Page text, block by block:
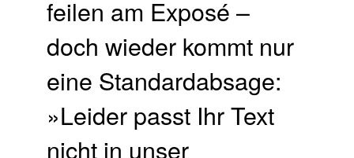
feilen am Exposé –
doch wieder kommt nur
eine Standardabsage:
»Leider passt Ihr Text
nicht in unser